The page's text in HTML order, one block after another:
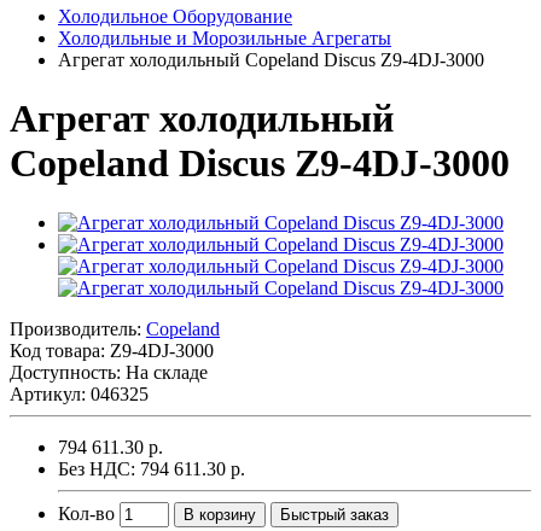
Холодильное Оборудование
Холодильные и Морозильные Агрегаты
Агрегат холодильный Copeland Discus Z9-4DJ-3000
Агрегат холодильный
Copeland Discus Z9-4DJ-3000
Производитель: Copeland
Код товара: Z9-4DJ-3000
Доступность: На складе
Артикул: 046325
794 611.30 р.
Без НДС: 794 611.30 р.
Кол-во В корзину Быстрый заказ